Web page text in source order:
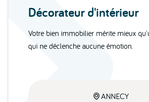
Décorateur d'intérieur
Votre bien immobilier mérite mieux
qui ne déclenche aucune émotion.
ANNECY